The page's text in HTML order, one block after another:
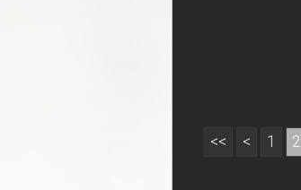
<< < 1 2